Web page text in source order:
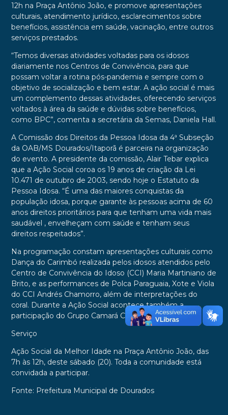
12h na Praça Antônio João, e promove apresentações
culturais, atendimento jurídico, esclarecimentos sobre
benefícios, assistência em saúde, vacinação, entre outros
serviços prestados.
“Temos diversas atividades voltadas para os idosos
diariamente nos Centros de Convivência, para que
possam voltar a rotina pós-pandemia e sempre com o
objetivo de socialização e bem estar. A ação social é mais
um complemento dessas atividades, oferecendo serviços
voltados à área da saúde e dúvidas sobre benefícios,
como BPC”, comenta a secretária da Semas, Daniela Hall.
A Comissão dos Direitos da Pessoa Idosa da 4ª Subseção
da OAB/MS Dourados/Itaporã é parceira na organização
do evento. A presidente da comissão, Alair Tebar explica
que a Ação Social coroa os 19 anos de criação da Lei
10.471 de outubro de 2003, sendo hoje o Estatuto da
Pessoa Idosa. “É uma das maiores conquistas da
população idosa, porque garante às pessoas acima de 60
anos direitos prioritários para que tenham uma vida mais
saudável , envelheçam com saúde e tenham seus
direitos respeitados”.
Na programação constam apresentações culturais como
Dança do Carimbó realizada pelos idosos atendidos pelo
Centro de Convivência do Idoso (CCI) Maria Martiniano de
Brito, e as performances de Polca Paraguaia, Xote e Viola
do CCI Andrés Chamorro, além de interpretações do
coral. Durante a Ação Social acontece também a
participação do Grupo Camará Capoeira.
Serviço
Ação Social da Melhor Idade na Praça Antônio João, das
7h às 12h, deste sábado (20). Toda a comunidade está
convidada a participar.
Fonte: Prefeitura Municipal de Dourados